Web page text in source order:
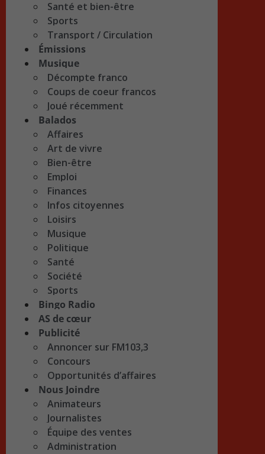
Santé et bien-être
Sports
Transport / Circulation
Émissions
Musique
Décompte franco
Coups de coeur francos
Joué récemment
Balados
Affaires
Art de vivre
Bien-être
Emploi
Finances
Infos citoyennes
Loisirs
Musique
Politique
Santé
Société
Sports
Bingo Radio
AS de cœur
Publicité
Annoncer sur FM103,3
Concours
Opportunités d’affaires
Nous Joindre
Animateurs
Journalistes
Équipe des ventes
Administration